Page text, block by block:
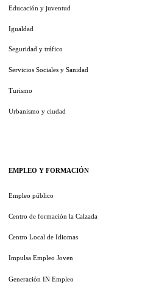
Educación y juventud
Igualdad
Seguridad y tráfico
Servicios Sociales y Sanidad
Turismo
Urbanismo y ciudad
EMPLEO Y FORMACIÓN
Empleo público
Centro de formación la Calzada
Centro Local de Idiomas
Impulsa Empleo Joven
Generación IN Empleo